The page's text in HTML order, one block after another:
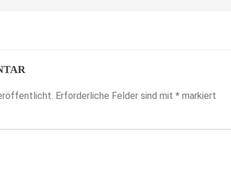
Erforderliche Felder sind mit * markiert